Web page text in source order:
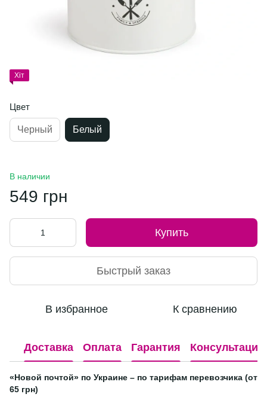
Хіт
Цвет
Черный Белый
В наличии
549 грн
Купить
Быстрый заказ
В избранное К сравнению
Доставка Оплата Гарантия Консультация
«Новой почтой» по Украине – по тарифам перевозчика (от
65 грн)